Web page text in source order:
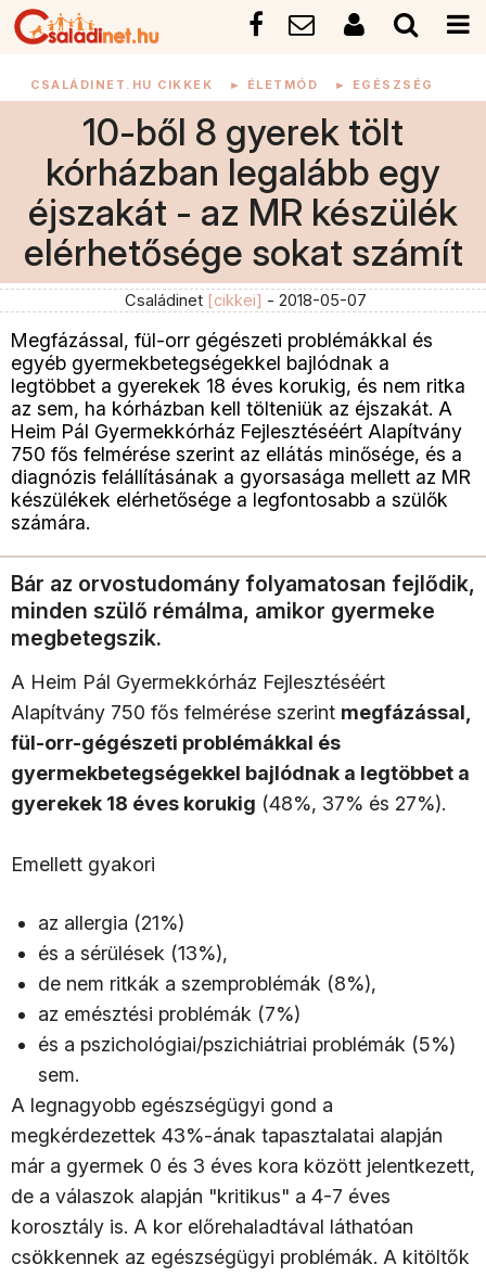
CSALÁDINET.HU CIKKEK ► ÉLETMÓD ► EGÉSZSÉG
10-ből 8 gyerek tölt
kórházban legalább egy
éjszakát - az MR készülék
elérhetősége sokat számít
Családinet [cikkei] - 2018-05-07
Megfázással, fül-orr gégészeti problémákkal és
egyéb gyermekbetegségekkel bajlódnak a
legtöbbet a gyerekek 18 éves korukig, és nem ritka
az sem, ha kórházban kell tölteniük az éjszakát. A
Heim Pál Gyermekkórház Fejlesztéséért Alapítvány
750 fős felmérése szerint az ellátás minősége, és a
diagnózis felállításának a gyorsasága mellett az MR
készülékek elérhetősége a legfontosabb a szülők
számára.
Bár az orvostudomány folyamatosan fejlődik,
minden szülő rémálma, amikor gyermeke
megbetegszik.
A Heim Pál Gyermekkórház Fejlesztéséért
Alapítvány 750 fős felmérése szerint megfázással,
fül-orr-gégészeti problémákkal és
gyermekbetegségekkel bajlódnak a legtöbbet a
gyerekek 18 éves korukig (48%, 37% és 27%).
Emellett gyakori
az allergia (21%)
és a sérülések (13%),
de nem ritkák a szemproblémák (8%),
az emésztési problémák (7%)
és a pszichológiai/pszichiátriai problémák (5%)
sem.
A legnagyobb egészségügyi gond a
megkérdezettek 43%-ának tapasztalatai alapján
már a gyermek 0 és 3 éves kora között jelentkezett,
de a válaszok alapján "kritikus" a 4-7 éves
korosztály is. A kor előrehaladtával láthatóan
csökkennek az egészségügyi problémák. A kitöltők